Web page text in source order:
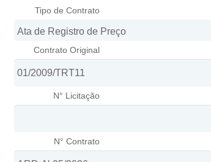
Tipo de Contrato
Contrato Original
N° Licitação
N° Contrato